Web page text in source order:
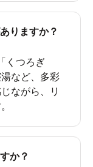
りますか？
くつろぎ
など、多彩
ながら、リ
か？